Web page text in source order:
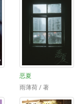
恶夏
雨薄荷 / 著